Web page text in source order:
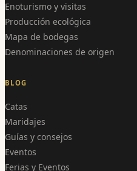
Enoturismo y visitas
Producción ecológica
Mapa de bodegas
Denominaciones de origen
BLOG
Catas
Maridajes
Guías y consejos
Eventos
Ferias y Eventos